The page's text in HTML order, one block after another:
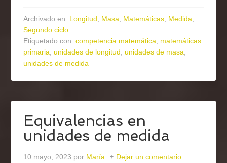
Archivado en: Longitud, Masa, Matemáticas, Medida,
Segundo ciclo
Etiquetado con:competencia matemática, matemáticas
primaria,unidades de longitud,unidades de masa,
unidades de medida
Equivalencias en
unidades de medida
10 mayo, 2023 por María Dejar un comentario